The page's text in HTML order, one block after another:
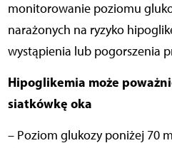
monitorowanie poziomu
narażonych na ryzyko
wystąpienia lub pogorszenia
Hipoglikemia może
siatkówkę oka
– Poziom glukozy poniżej 70